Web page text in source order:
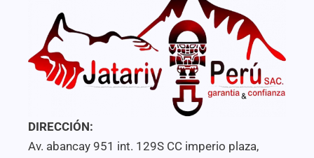
DIRECCIÓN:
Av. abancay 951 int. 129S CC imperio plaza,